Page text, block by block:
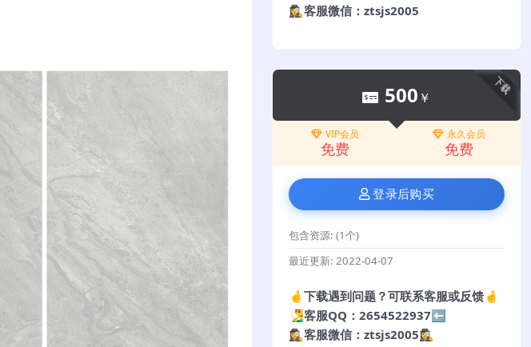
🕵️‍♀️客服微信：ztsjs2005
下载
500 ￥
VIP会员
免费
永久会员
免费
登录后购买
包含资源: (1个)
最近更新: 2022-04-07
🤞下载遇到问题？可联系客服或反馈🤞
🧏‍♂️客服QQ：2654522937⬅️
🕵️‍♀️客服微信：ztsjs2005🕵️‍♀️